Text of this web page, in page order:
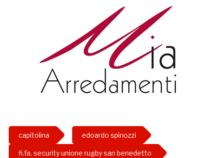
capitolina edoardo spinozzi
fi.fa. security unione rugby san benedetto